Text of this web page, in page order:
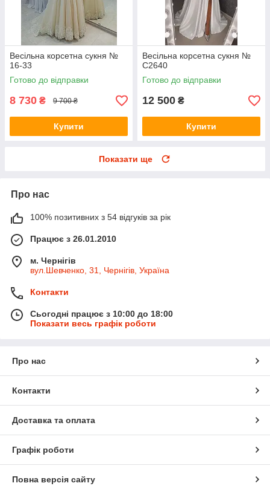
Весільна корсетна сукня №
16-33
Готово до відправки
8 730 ₴ 9 700 ₴
Купити
Весільна корсетна сукня №
C2640
Готово до відправки
12 500 ₴
Купити
Показати ще
Про нас
100% позитивних з 54 відгуків за рік
Працює з 26.01.2010
м. Чернігів
вул.Шевченко, 31, Чернігів, Україна
Контакти
Сьогодні працює з 10:00 до 18:00
Показати весь графік роботи
Про нас
Контакти
Доставка та оплата
Графік роботи
Повна версія сайту